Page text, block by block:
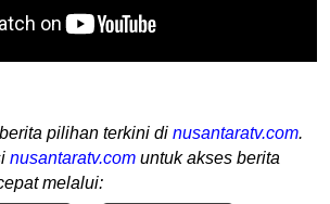
pilihan terkini di nusantaratv.com.
nusantaratv.com untuk akses berita
melalui: